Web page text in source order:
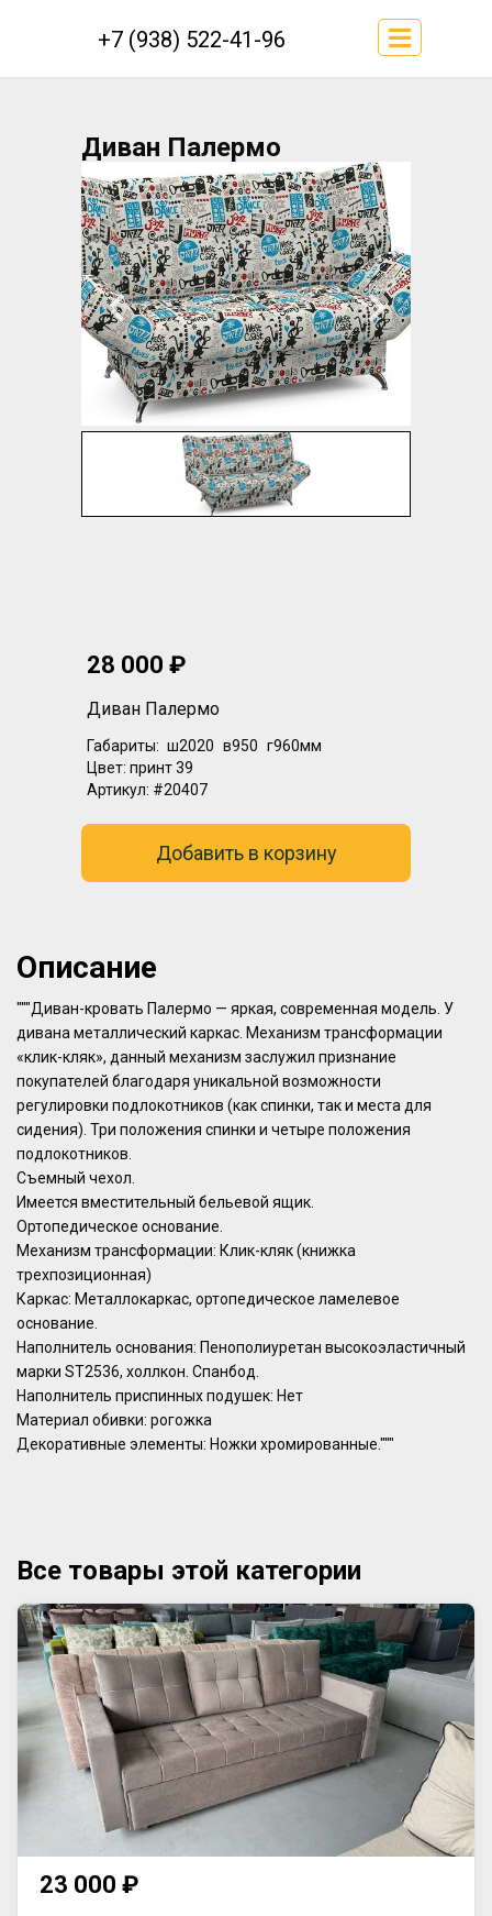
+7 (938) 522-41-96
Диван Палермо
28 000 ₽
Диван Палермо
Габариты: ш2020 в950 г960мм
Цвет: принт 39
Артикул: #20407
Добавить в корзину
Описание
"""Диван-кровать Палермо — яркая, современная модель. У
дивана металлический каркас. Механизм трансформации
«клик-кляк», данный механизм заслужил признание
покупателей благодаря уникальной возможности
регулировки подлокотников (как спинки, так и места для
сидения). Три положения спинки и четыре положения
подлокотников.
Съемный чехол.
Имеется вместительный бельевой ящик.
Ортопедическое основание.
Механизм трансформации: Клик-кляк (книжка
трехпозиционная)
Каркас: Металлокаркас, ортопедическое ламелевое
основание.
Наполнитель основания: Пенополиуретан высокоэластичный
марки ST2536, холлкон. Спанбод.
Наполнитель приспинных подушек: Нет
Материал обивки: рогожка
Декоративные элементы: Ножки хромированные."""
Все товары этой категории
23 000 ₽